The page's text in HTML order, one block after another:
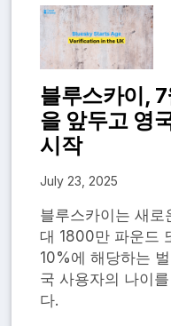
블루스카이,
을 앞두고 영
시작
July 23, 2025
블루스카이는 새로
대 1800만 파운드
10%에 해당하는
국 사용자의 나이
다.